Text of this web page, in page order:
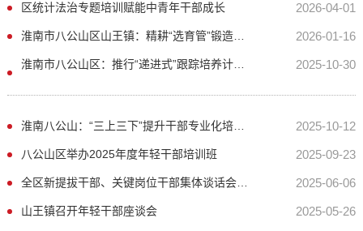
区统计法治专题培训赋能中青年干部成长 2026-04-01
淮南市八公山区山王镇：精耕“选育管”锻造高质量村干部队伍 2026-01-16
淮南市八公山区：推行“递进式”跟踪培养计划 赋能新录用公务员快速成长 2025-10-30
淮南八公山：“三上三下”提升干部专业化培训质效 2025-10-12
八公山区举办2025年度年轻干部培训班 2025-09-23
全区新提拔干部、关键岗位干部集体谈话会召开 2025-06-06
山王镇召开年轻干部座谈会 2025-05-26